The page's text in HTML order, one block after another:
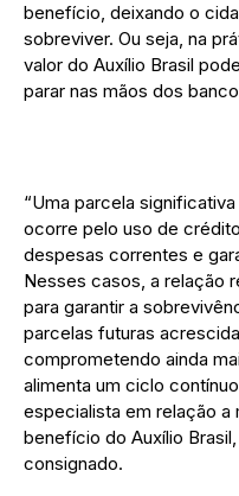
benefício, deixando o
sobreviver. Ou seja, na
valor do Auxílio Brasil
parar nas mãos dos
“Uma parcela
ocorre pelo uso de
despesas correntes e
Nesses casos, a relação
para garantir a
parcelas futuras
comprometendo ainda
alimenta um ciclo
especialista em relação a
benefício do Auxílio
consignado.